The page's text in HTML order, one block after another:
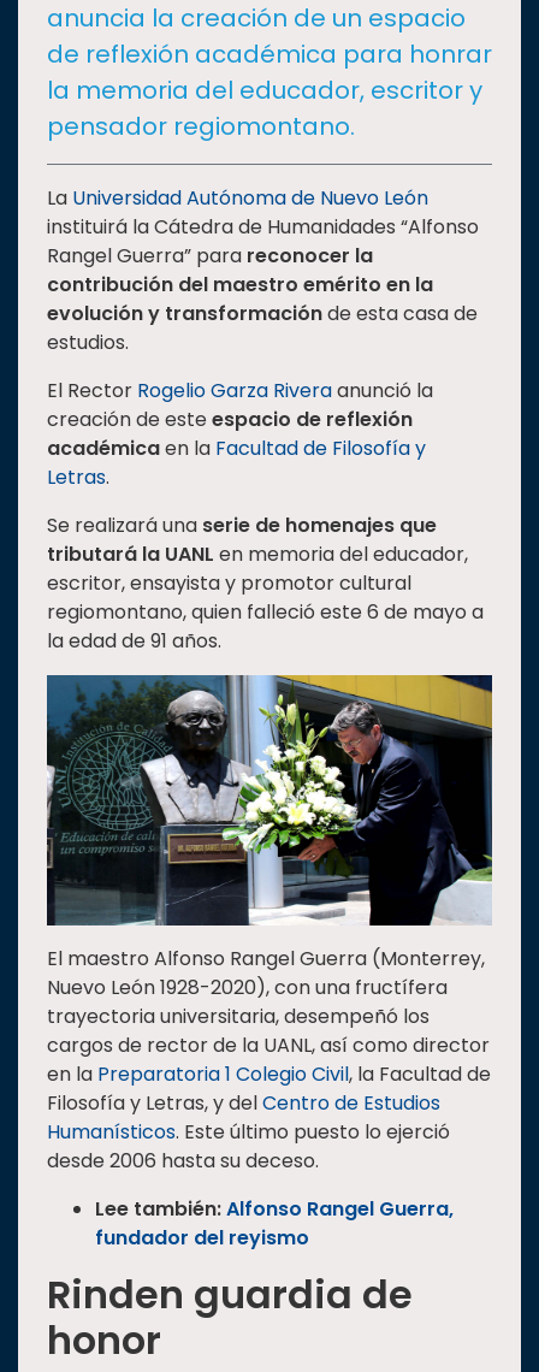
SALUD
SUSTENTABILIDAD
TEMAS
Oferta
educativa
Rectoría
Investigación
Internacionalización
Responsabilidad
social
Vinculación
Historia
Universiada
Nacional
anuncia la creación de un espacio
de reflexión académica para honrar
la memoria del educador, escritor y
pensador regiomontano.
La Universidad Autónoma de Nuevo León
instituirá la Cátedra de Humanidades “Alfonso
Rangel Guerra” para reconocer la
contribución del maestro emérito en la
evolución y transformaciónde esta casa de
estudios.
El Rector Rogelio Garza Riveraanunció la
creación de esteespacio de reflexión
académicaen la Facultad de Filosofía y
Letras.
Se realizará una serie de homenajes que
tributará la UANL en memoria del educador,
escritor, ensayista y promotor cultural
regiomontano, quien falleció este 6 de mayo a
la edad de 91 años.
El maestro Alfonso Rangel Guerra (Monterrey,
Nuevo León 1928-2020), con una fructífera
trayectoria universitaria, desempeñó los
cargos de rector de la UANL, así como director
en la Preparatoria 1 Colegio Civil, la Facultad de
Filosofía y Letras, y delCentro de Estudios
Humanísticos. Este último puesto lo ejerció
desde 2006 hasta su deceso.
Lee también:Alfonso Rangel Guerra,
fundador del reyismo
Rinden guardia de
honor